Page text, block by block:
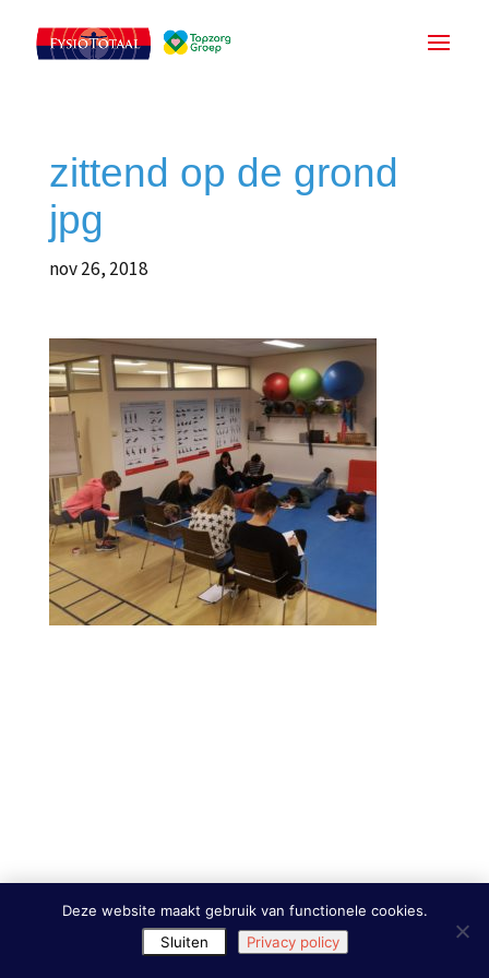
zittend op de grond
jpg
nov 26, 2018
Deze website maakt gebruik van functionele cookies.
Sluiten
Privacy policy